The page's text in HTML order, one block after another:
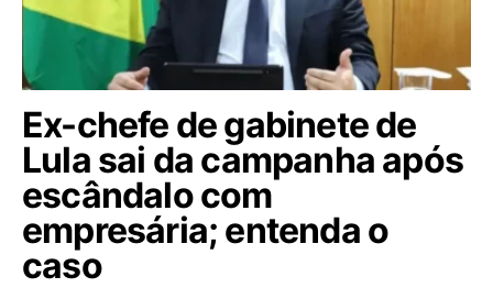
Ex-chefe de gabinete de
Lula sai da campanha após
escândalo com
empresária; entenda o
caso